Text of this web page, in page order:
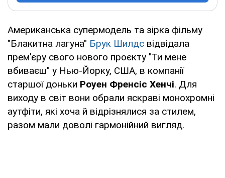
Американська супермодель та зірка фільму
"Блакитна лагуна" Брук Шилдс відвідала
прем'єру свого нового проєкту "Ти мене
вбиваєш" у Нью-Йорку, США, в компанії
старшої доньки Роуен Френсіс Хенчі. Для
виходу в світ вони обрали яскраві монохромні
аутфіти, які хоча й відрізнялися за стилем,
разом мали доволі гармонійний вигляд.